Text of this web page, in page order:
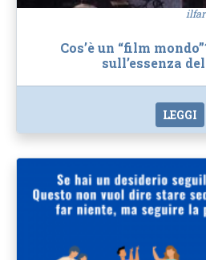
Cos’è un “film
sull’essenza
LEGGI